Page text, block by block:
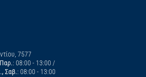
7577
: 08:00 - 13:00 /
Σαβ.: 08:00 - 13:00